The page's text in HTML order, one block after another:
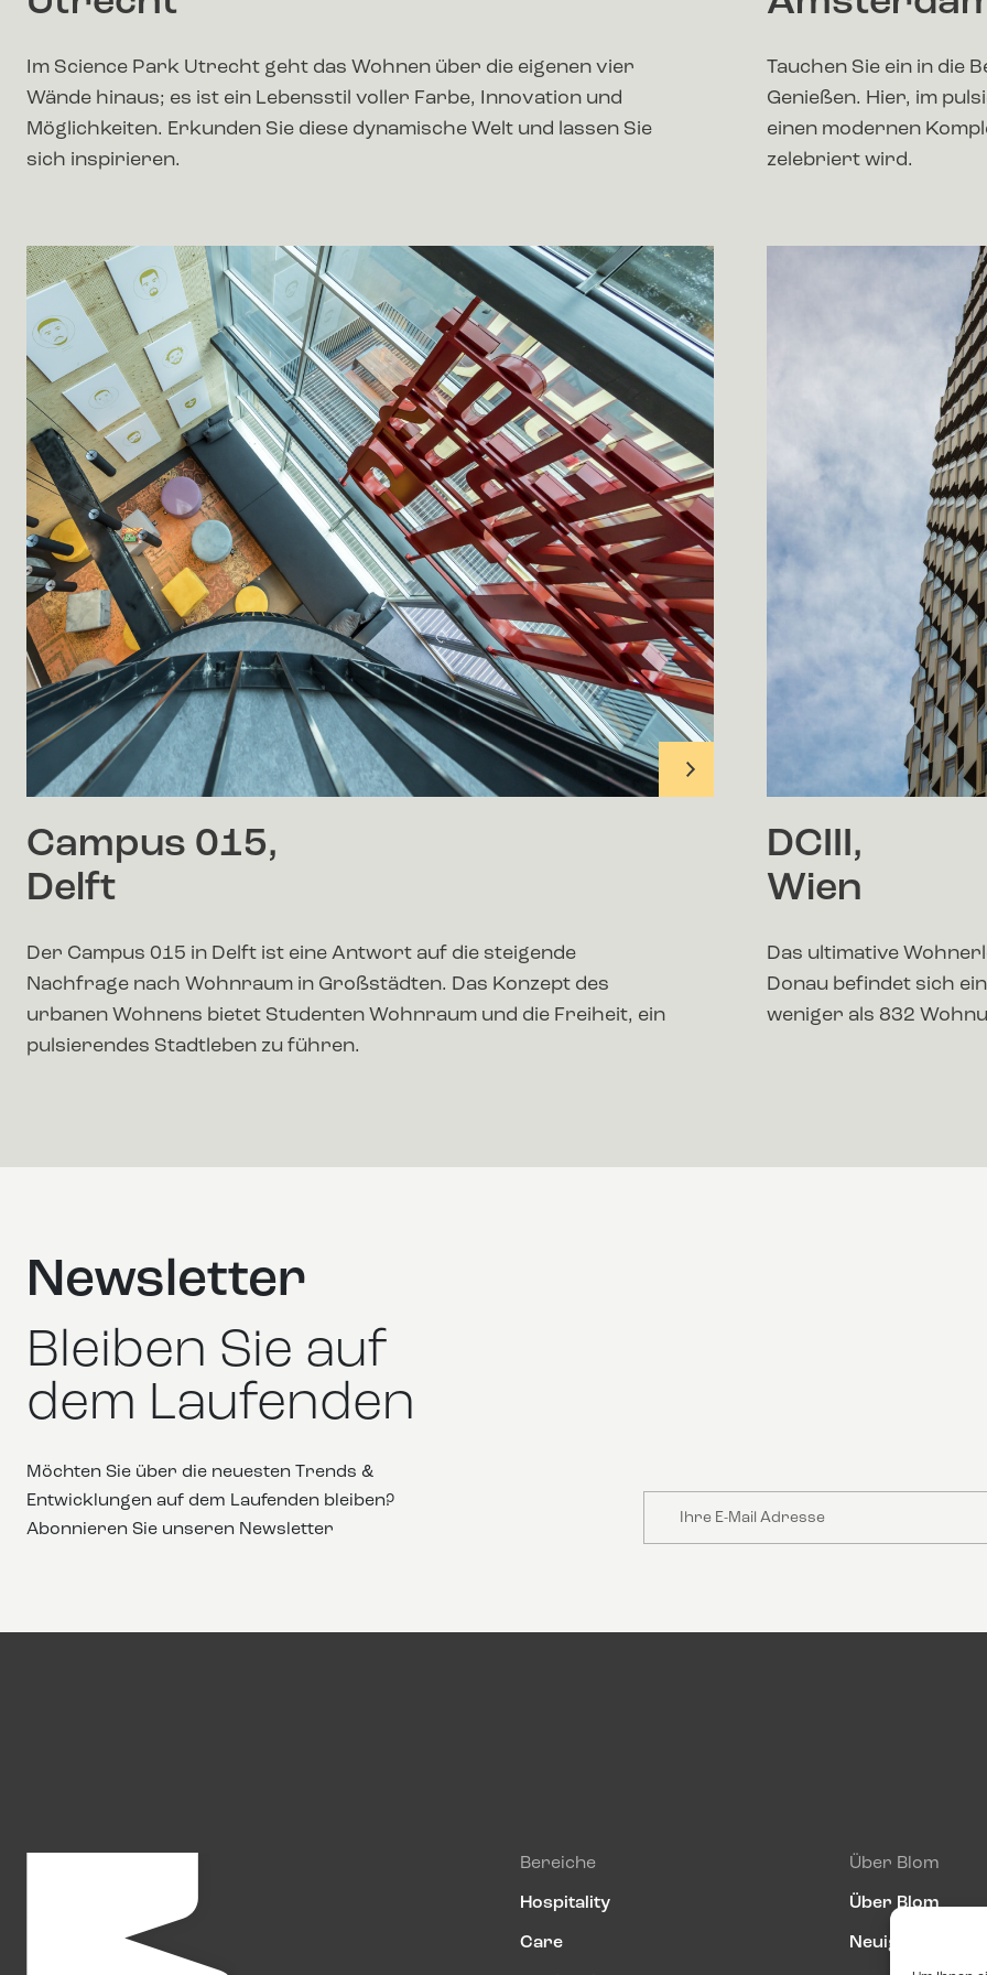
Im Science Park Utrecht geht das Wohnen über die eigenen vier
Wände hinaus; es ist ein Lebensstil voller Farbe, Innovation und
Möglichkeiten. Erkunden Sie diese dynamische Welt und lassen Sie
sich inspirieren.
Tauchen Sie ein in die
Genießen. Hier, im
einen modernen
zelebriert wird.
Campus 015,
Delft
Der Campus 015 in Delft ist eine Antwort auf die steigende
Nachfrage nach Wohnraum in Großstädten. Das Konzept des
urbanen Wohnens bietet Studenten Wohnraum und die Freiheit, ein
pulsierendes Stadtleben zu führen.
DCIII,
Wien
Das ultimative
Donau befindet sich
weniger als 832
Newsletter
Bleiben Sie auf
dem Laufenden
Möchten Sie über die neuesten Trends &
Entwicklungen auf dem Laufenden bleiben?
Abonnieren Sie unseren Newsletter
Bereiche
Hospitality
Care
Über Blom
Über Blom
Neuigkeiten